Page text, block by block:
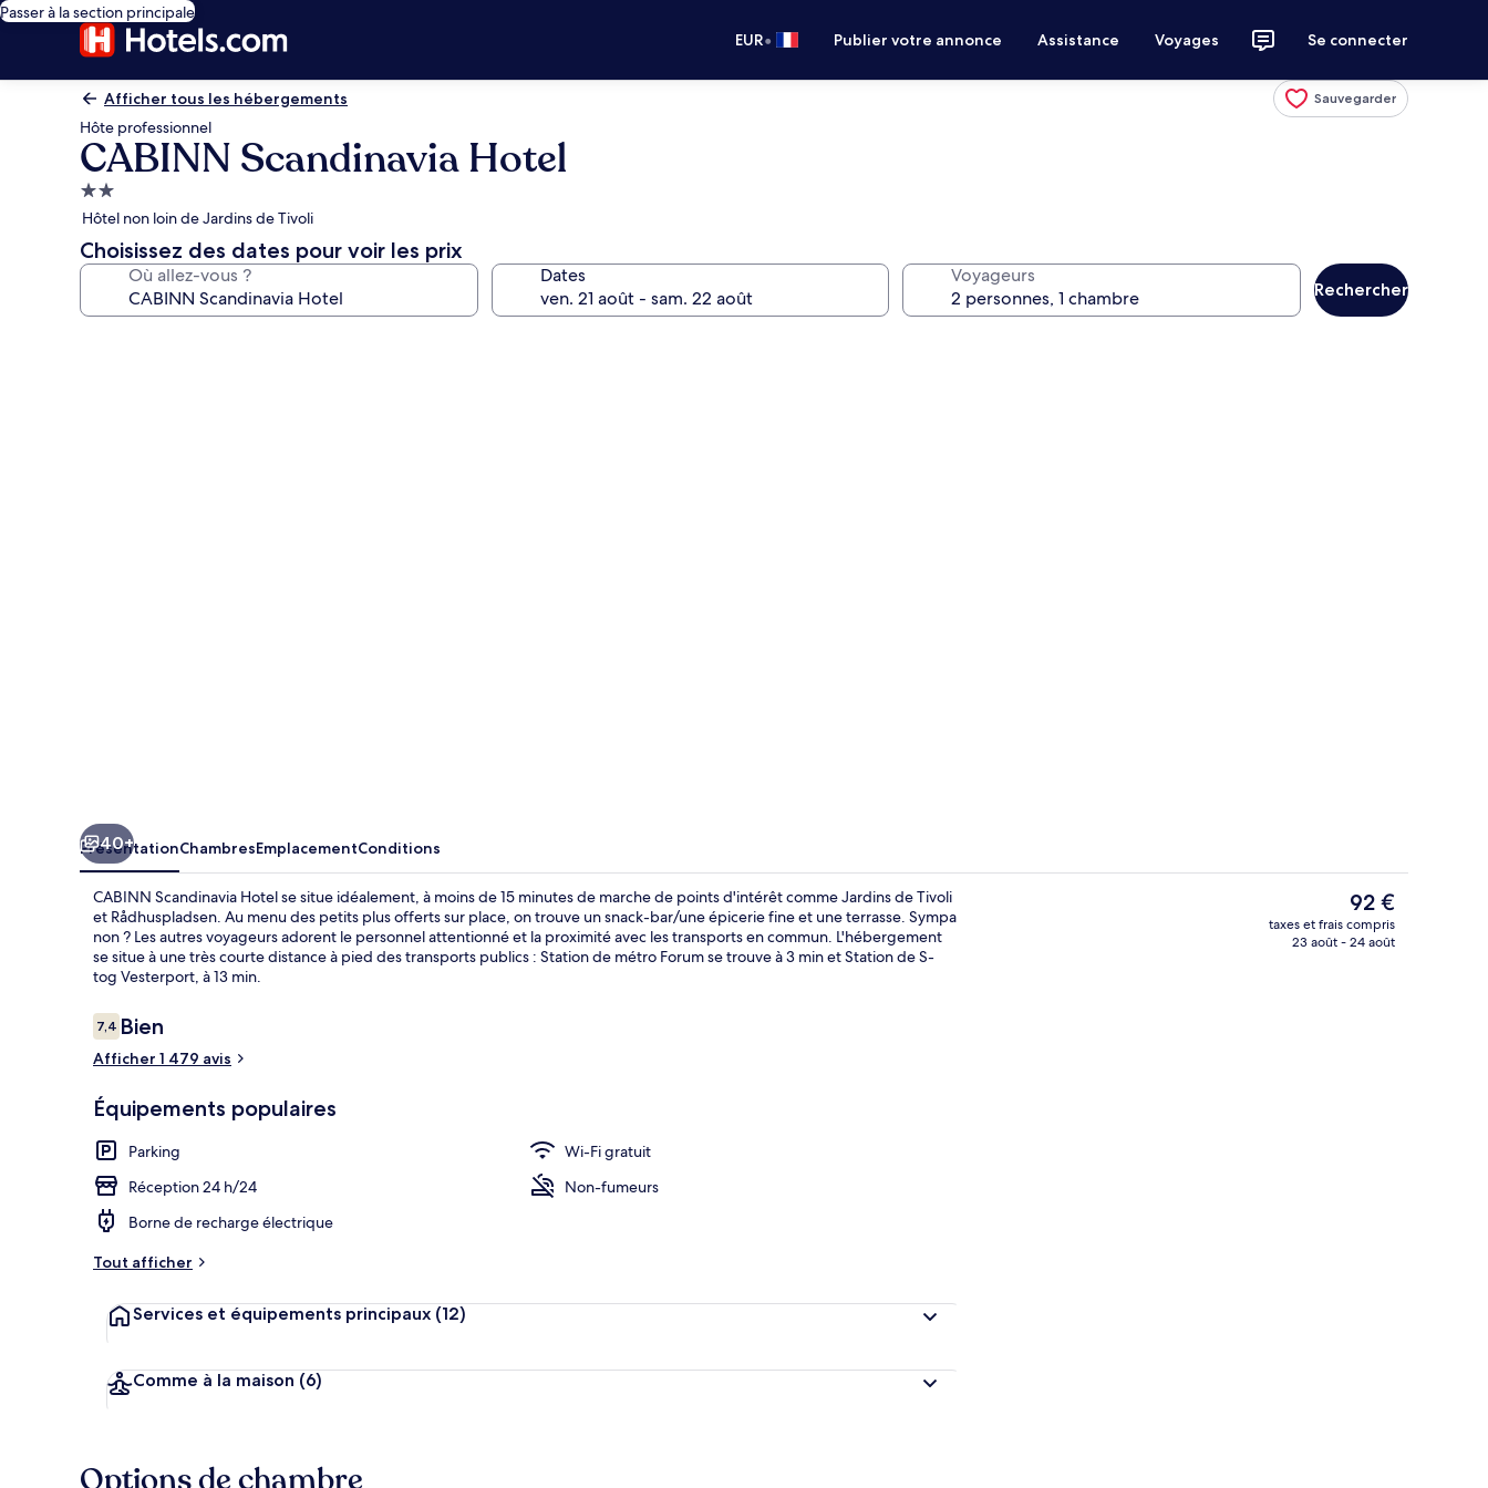
Passer à la section principale
EUR• Publier votre annonce Assistance Voyages Se connecter
Afficher tous les hébergements Sauvegarder
Hôte professionnel
CABINN Scandinavia Hotel
Hébergement
2.0 étoiles
Hôtel non loin de Jardins de Tivoli
Choisissez des dates pour voir les prix
Où allez-vous ? Dates Voyageurs
Rechercher
Coin salon dans le hall
40+
PrésentationChambresEmplacementConditions
CABINN Scandinavia Hotel se situe idéalement, à moins de 15 minutes de marche de points d'intérêt comme Jardins de Tivoli
et Rådhuspladsen. Au menu des petits plus offerts sur place, on trouve un snack-bar/une épicerie fine et une terrasse. Sympa
non ? Les autres voyageurs adorent le personnel attentionné et la proximité avec les transports en commun. L'hébergement
se situe à une très courte distance à pied des transports publics : Station de métro Forum se trouve à 3 min et Station de S-
tog Vesterport, à 13 min.
Avis
voyageurs
7,47,4 sur 10
Bien
Afficher 1 479 avis
Équipements populaires
Parking
Wi-Fi gratuit
Réception 24 h/24
Non-fumeurs
Borne de recharge électrique
Tout afficher
Services et équipements principaux (12)
Comme à la maison (6)
Le
prix
actuel
92 €
taxes et frais compris
23 août - 24 août